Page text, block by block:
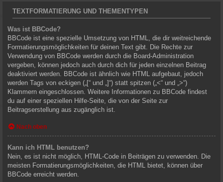
TEXTFORMATIERUNG UND THEMENTYPEN
Was ist BBCode?
BBCode ist eine spezielle Umsetzung von HTML, die dir weitreichende
Formatierungsmöglichkeiten für deinen Text gibt. Die Rechte zur
Verwendung von BBCode werden durch die Board-Administration
vergeben, können jedoch auch durch dich für jeden einzelnen Beitrag
deaktiviert werden. BBCode ist ähnlich wie HTML aufgebaut, jedoch
werden Tags von eckigen („[“ und „]“) statt spitzen („<“ und „>“)
Klammern eingeschlossen. Weitere Informationen zu BBCode findest
du auf einer speziellen Hilfe-Seite, die von der Seite zur
Beitragserstellung aus zugänglich ist.
Nach oben
Kann ich HTML benutzen?
Nein, es ist nicht möglich, HTML-Code in Beiträgen zu verwenden. Die
meisten Formatierungsmöglichkeiten, die HTML bietet, können über
BBCode erreicht werden.